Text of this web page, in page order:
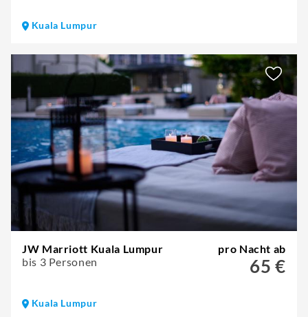
Kuala Lumpur
JW Marriott Kuala Lumpur
bis 3 Personen
pro Nacht ab
65 €
Kuala Lumpur